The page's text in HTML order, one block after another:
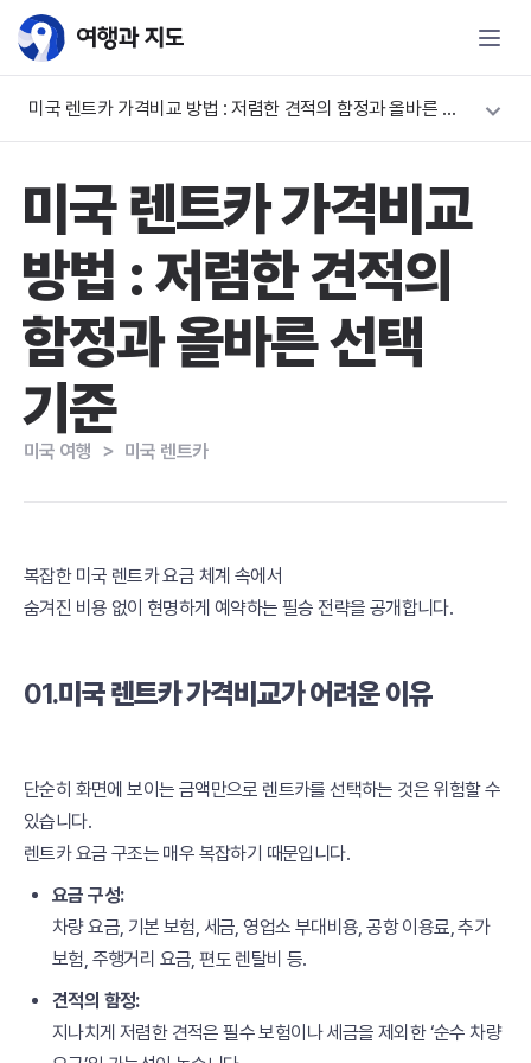
미국 렌트카 가격비교 방법 : 저렴한 견적의 함정과 올바른 선택 기준
미국 렌트카 가격비교
방법 : 저렴한 견적의
함정과 올바른 선택
기준
미국 여행 ＞ 미국 렌트카
복잡한 미국 렌트카 요금 체계 속에서
숨겨진 비용 없이 현명하게 예약하는 필승 전략을 공개합니다.
01.미국 렌트카 가격비교가 어려운 이유
단순히 화면에 보이는 금액만으로 렌트카를 선택하는 것은 위험할 수
있습니다.
렌트카 요금 구조는 매우 복잡하기 때문입니다.
요금 구성:
차량 요금, 기본 보험, 세금, 영업소 부대비용, 공항 이용료, 추가
보험, 주행거리 요금, 편도 렌탈비 등.
견적의 함정:
지나치게 저렴한 견적은 필수 보험이나 세금을 제외한 ‘순수 차량